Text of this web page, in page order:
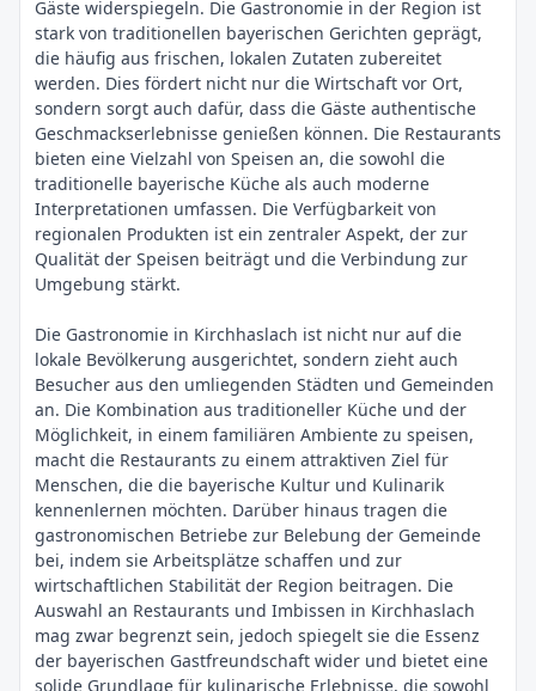
Gäste widerspiegeln. Die Gastronomie in der Region ist
stark von traditionellen bayerischen Gerichten geprägt,
die häufig aus frischen, lokalen Zutaten zubereitet
werden. Dies fördert nicht nur die Wirtschaft vor Ort,
sondern sorgt auch dafür, dass die Gäste authentische
Geschmackserlebnisse genießen können. Die Restaurants
bieten eine Vielzahl von Speisen an, die sowohl die
traditionelle bayerische Küche als auch moderne
Interpretationen umfassen. Die Verfügbarkeit von
regionalen Produkten ist ein zentraler Aspekt, der zur
Qualität der Speisen beiträgt und die Verbindung zur
Umgebung stärkt.
Die Gastronomie in Kirchhaslach ist nicht nur auf die
lokale Bevölkerung ausgerichtet, sondern zieht auch
Besucher aus den umliegenden Städten und Gemeinden
an. Die Kombination aus traditioneller Küche und der
Möglichkeit, in einem familiären Ambiente zu speisen,
macht die Restaurants zu einem attraktiven Ziel für
Menschen, die die bayerische Kultur und Kulinarik
kennenlernen möchten. Darüber hinaus tragen die
gastronomischen Betriebe zur Belebung der Gemeinde
bei, indem sie Arbeitsplätze schaffen und zur
wirtschaftlichen Stabilität der Region beitragen. Die
Auswahl an Restaurants und Imbissen in Kirchhaslach
mag zwar begrenzt sein, jedoch spiegelt sie die Essenz
der bayerischen Gastfreundschaft wider und bietet eine
solide Grundlage für kulinarische Erlebnisse, die sowohl